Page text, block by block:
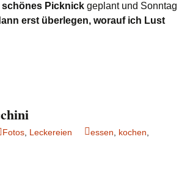
schönes Picknick geplant und Sonntag
erst überlegen, worauf ich Lust
Fotos Leckereien essen kochen